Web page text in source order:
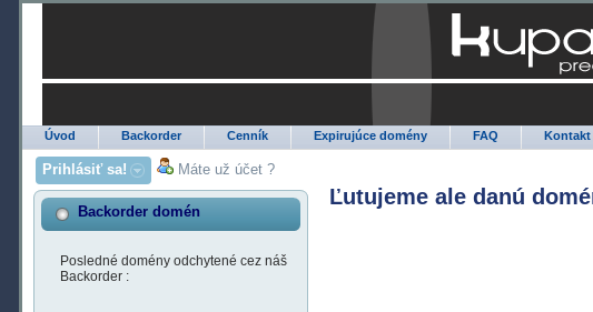
Úvod Backorder Cenník Expirujúce domény FAQ Kontakt
Prihlásiť sa! Máte už účet ?
Backorder domén
Posledné domény odchytené cez náš
Backorder :
Ľutujeme ale danú